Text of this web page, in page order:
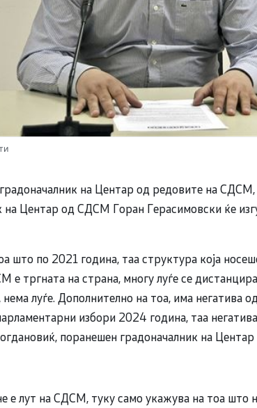
на Центар од редовите на СДСМ,
на Центар од СДСМ Горан Герасимовски ќе
што по 2021 година, таа структура која
е тргната на страна, многу луѓе се
луѓе. Дополнително на тоа, има негатива
избори 2024 година, таа
поранешен градоначалник на
е лут на СДСМ, туку само укажува на тоа што